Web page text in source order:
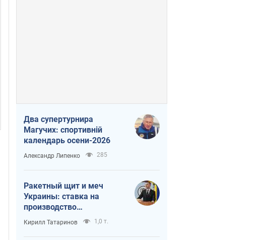
Два супертурнира
Магучих: спортивній
календарь осени-2026
Александр Липенко 285
Ракетный щит и меч
Украины: ставка на
производство
собственных ракет
Кирилл Татаринов 1,0 т.